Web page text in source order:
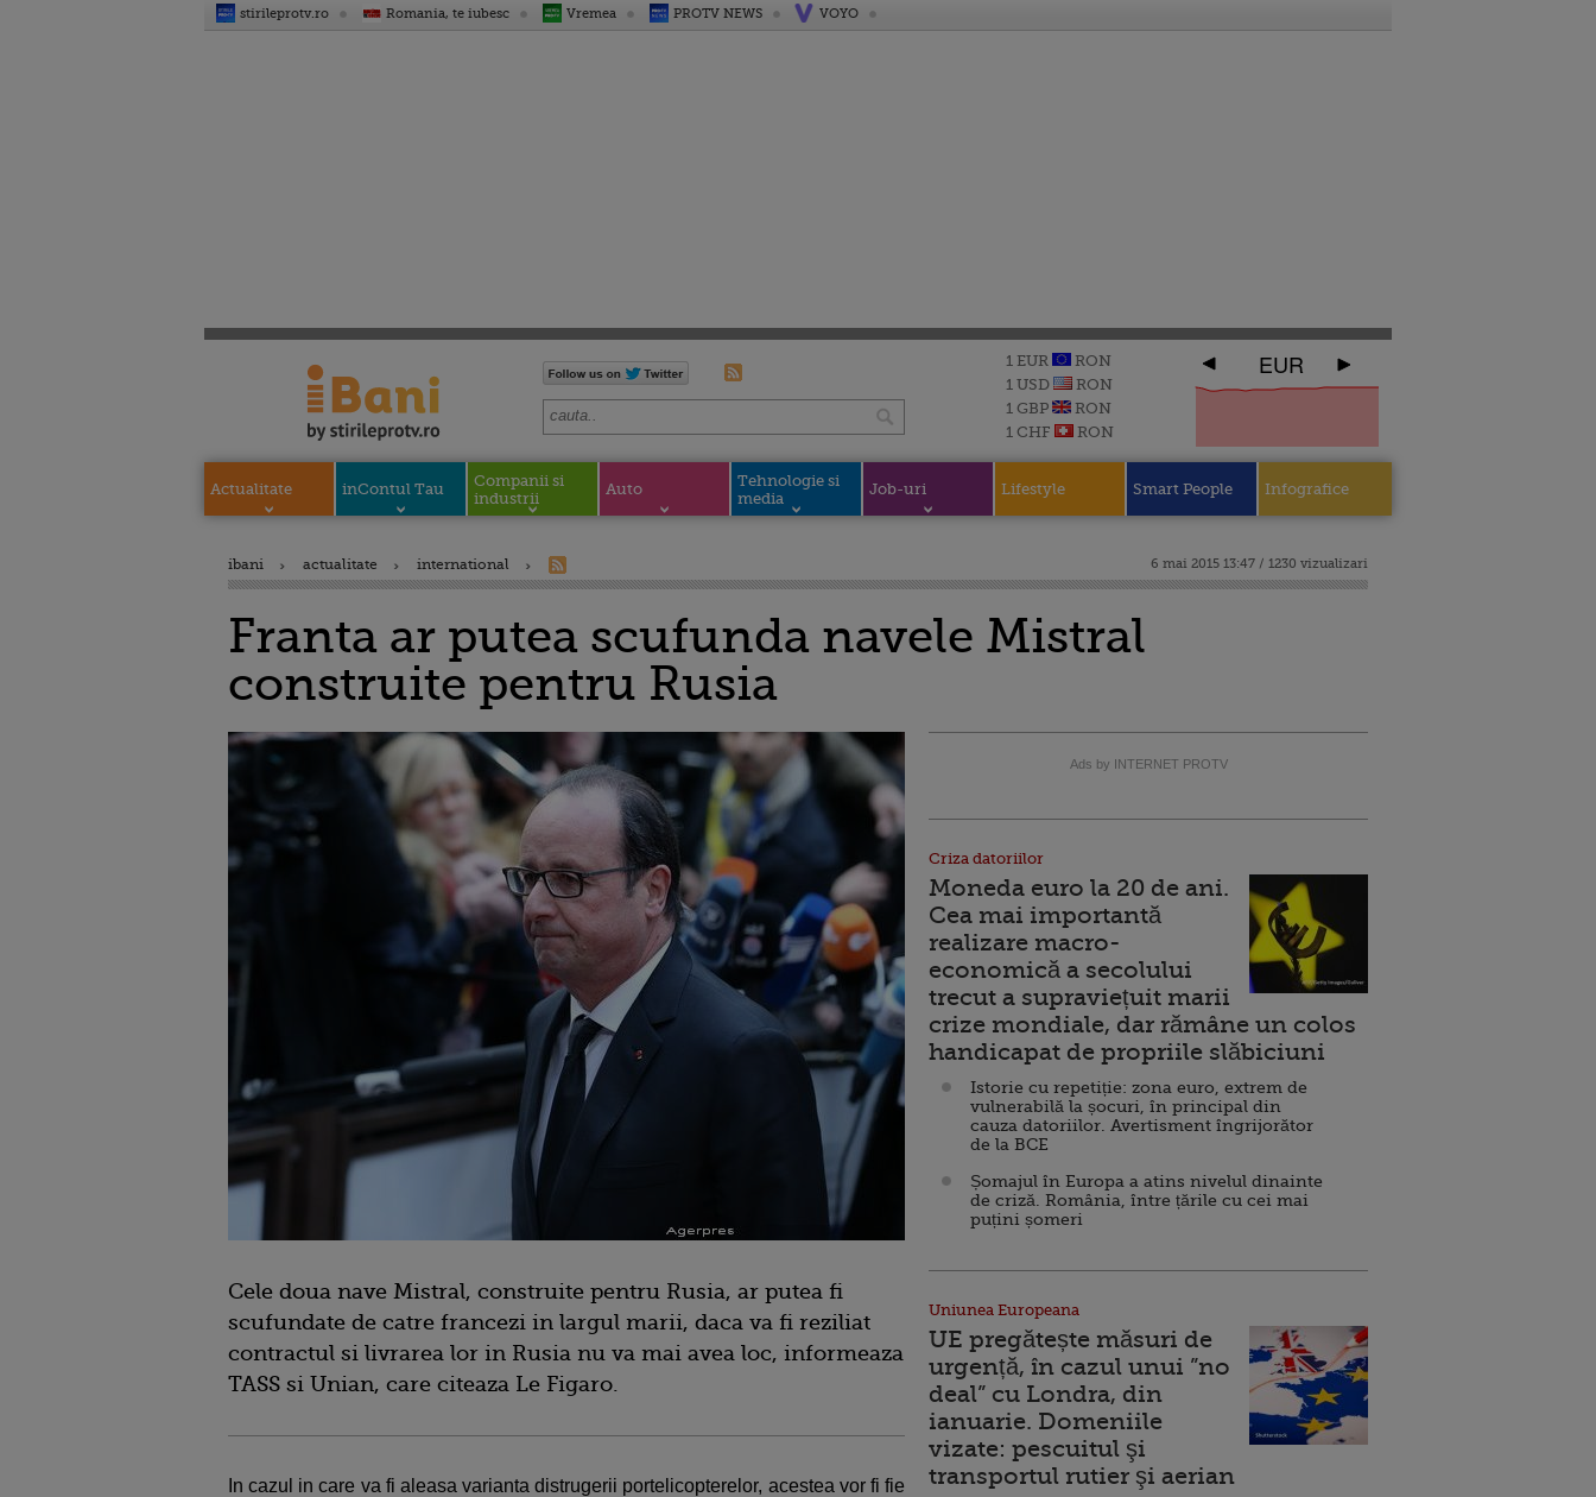
stirileprotv.ro Romania, te iubesc Vremea PROTV NEWS VOYO
1 EUR
RON
1 USD
RON
1 GBP
RON
1 CHF
RON
EUR
Actualitate inContul Tau
Companii si
industrii
Auto
Tehnologie si
media
Job-uri Lifestyle Smart People Infografice
ibani actualitate international 6 mai 2015 13:47 / 1230 vizualizari
Franta ar putea scufunda navele Mistral
construite pentru Rusia
Cele doua nave Mistral, construite pentru Rusia, ar putea fi
scufundate de catre francezi in largul marii, daca va fi reziliat
contractul si livrarea lor in Rusia nu va mai avea loc, informeaza
TASS si Unian, care citeaza Le Figaro.
In cazul in care va fi aleasa varianta distrugerii portelicopterelor, acestea vor fi fie
Ads by INTERNET PROTV
Criza datoriilor
Moneda euro la 20 de ani.
Cea mai importantă
realizare macro-
economică a secolului
trecut a supraviețuit marii
crize mondiale, dar rămâne un colos
handicapat de propriile slăbiciuni
Istorie cu repetiție: zona euro, extrem de
vulnerabilă la șocuri, în principal din
cauza datoriilor. Avertisment îngrijorător
de la BCE
Șomajul în Europa a atins nivelul dinainte
de criză. România, între țările cu cei mai
puțini șomeri
Uniunea Europeana
UE pregătește măsuri de
urgență, în cazul unui ”no
deal” cu Londra, din
ianuarie. Domeniile
vizate: pescuitul şi
transportul rutier şi aerian